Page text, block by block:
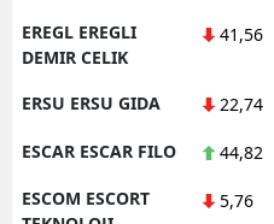
EREGL EREGLI
DEMIR CELIK
41,56
ERSU ERSU GIDA 22,74
ESCAR ESCAR FILO 44,82
ESCOM ESCORT
5,76